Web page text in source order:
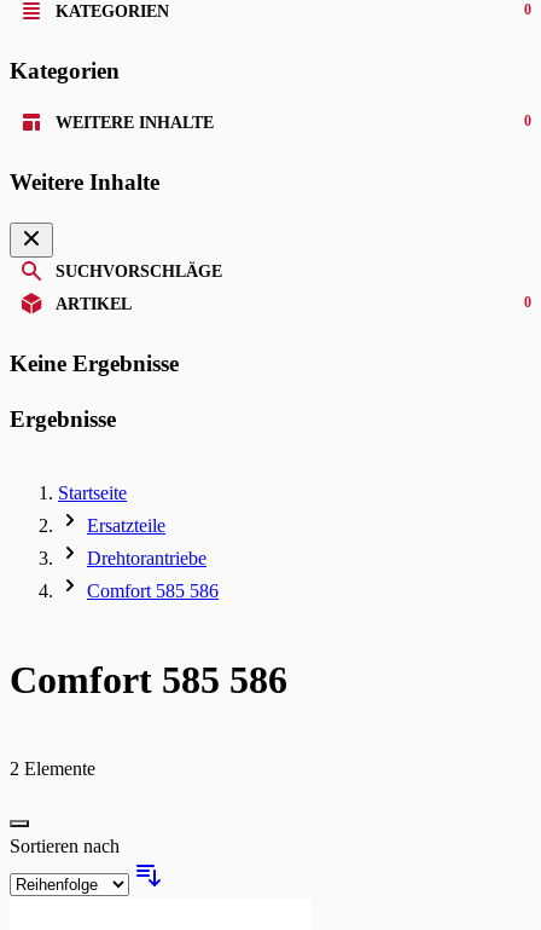
KATEGORIEN 0
Kategorien
WEITERE INHALTE 0
Weitere Inhalte
SUCHVORSCHLÄGE
ARTIKEL
0
Keine Ergebnisse
Ergebnisse
Startseite
Ersatzteile
Drehtorantriebe
Comfort 585 586
Comfort 585 586
2 Elemente
Liste
Sortieren nach